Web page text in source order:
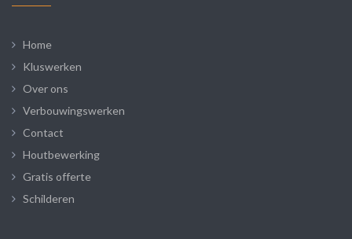
Home
Kluswerken
Over ons
Verbouwingswerken
Contact
Houtbewerking
Gratis offerte
Schilderen